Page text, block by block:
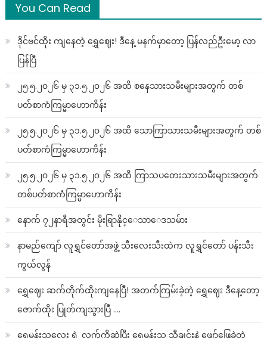
You Can Read
ဒိုင်ဗင်ထိုး ကျနေတဲ့ ရွှေဈေး! ဒီနေ့ မနက်မှာတော့ ပြန်လည်ဦးမော့ လာ
ပြန်ပြီ
၂၅.၅.၂၀၂၆ မှ ၃၁.၅.၂၀၂၆ အထိ စနေသားသမီးများအတွက် တစ်
ပတ်စာကံကြမ္မာဟောကိန်း
၂၅.၅.၂၀၂၆ မှ ၃၁.၅.၂၀၂၆ အထိ သောကြာသားသမီးများအတွက် တစ်
ပတ်စာကံကြမ္မာဟောကိန်း
၂၅.၅.၂၀၂၆ မှ ၃၁.၅.၂၀၂၆ အထိ ကြာသပတေးသားသမီးများအတွက်
တစ်ပတ်စာကံကြမ္မာဟောကိန်း
နောက် ၇၂နာရီအတွင်း မိုးရြာနိုင္ေသာေဒသမ်ား
နာမည်ကျော် လူရွှင်တော်အဖွဲ့ သီးလေးသီးထဲက လူရွှင်တော် ပန်းသီး
ကွယ်လွန်
ရွှေဈေး ဆက်တိုက်ထိုးကျနေပြီ! အတက်ကြမ်းခဲ့တဲ့ ရွှေဈေး ဒီနေ့တော့
ဇောက်ထိုး ပြုတ်ကျသွားပြီ ….
ရွှေမန်းသူလေး ရဲ့ လက်ကိုဆွဲပြီး ရွှေမန်းသူ သီချင်းနဲ့ ဖျော်ဖြေခဲ့တဲ့